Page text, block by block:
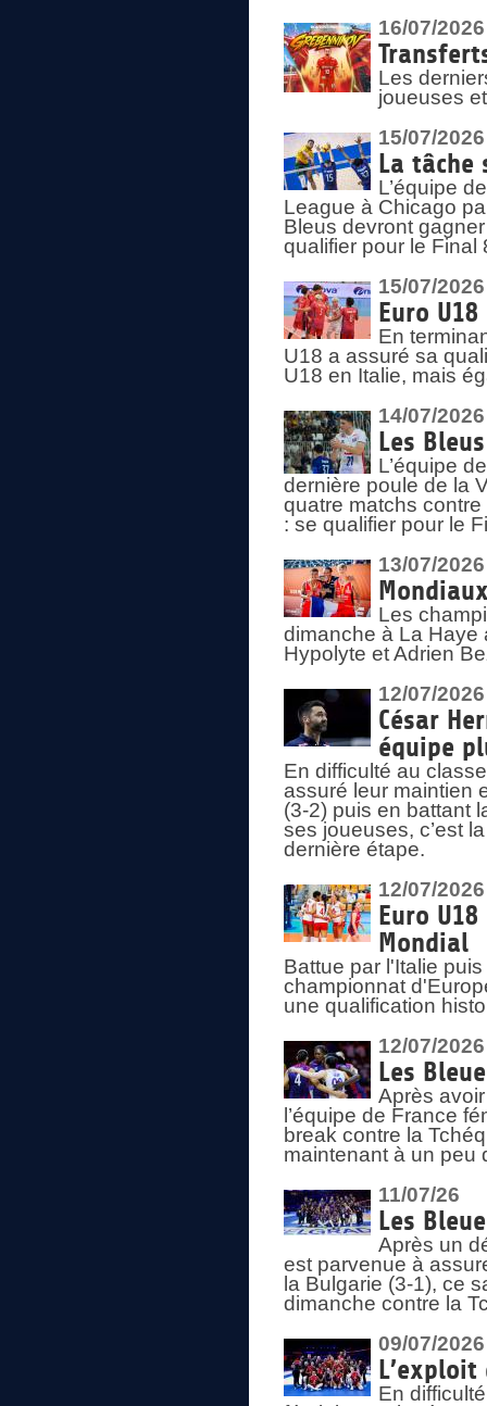
16/07/2026
Les
joueuses
15/07/2026
La tâche
L’équipe
League à Chicago
Bleus devront
qualifier pour le Final
15/07/2026
Euro
En
U18 a assuré sa
U18 en Italie, mais
14/07/2026
Les
L’équipe
dernière poule de la
quatre matchs
: se qualifier pour le
13/07/2026
Les
dimanche à La Haye
Hypolyte et Adrien
12/07/2026
César
équipe
En difficulté au
assuré leur maintien
(3-2) puis en battant
ses joueuses, c’est
dernière étape.
12/07/2026
Euro
Mondial
Battue par l'Italie
championnat
une qualification
12/07/2026
Les
Après
l’équipe de France
break contre la
maintenant à un peu
11/07/26
Les
Après un
est parvenue à
la Bulgarie (3-1), ce
dimanche contre la
09/07/2026
En